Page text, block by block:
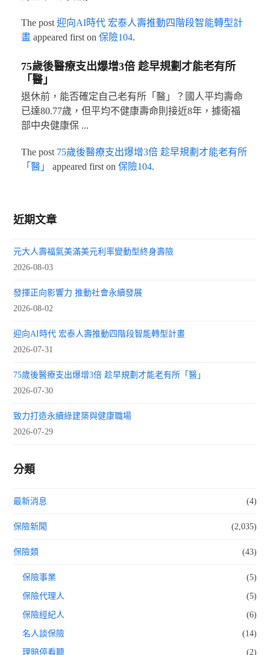
The post 迎向AI時代 宏泰人壽推動四階段智能轉型計
畫appeared first on 保險104.
75歲後醫療支出爆增3倍 趁早規劃才能老有所
「醫」
退休前，能否確定自己老有所「醫」？國人平均壽命
已達80.77歲，但平均不健康壽命則接近8年，據衛福
部中央健康保 ...
The post 75歲後醫療支出爆增3倍 趁早規劃才能老有所
「醫」
appeared first on 保險104.
近期文章
元大人壽福氣美滿美元利率變動型終身壽險
2026-08-03
發揮正向影響力 推動社會永續發展
2026-08-02
迎向AI時代 宏泰人壽推動四階段智能轉型計畫
2026-07-31
75歲後醫療支出爆增3倍 趁早規劃才能老有所「醫」
2026-07-30
致力打造永續綠建築與健康職場
2026-07-29
分類
最新消息 (4)
保險新聞 (2,035)
保險類 (43)
保險事業 (5)
保險代理人 (5)
保險經紀人 (6)
名人談保險 (14)
理賠停看聽 (2)